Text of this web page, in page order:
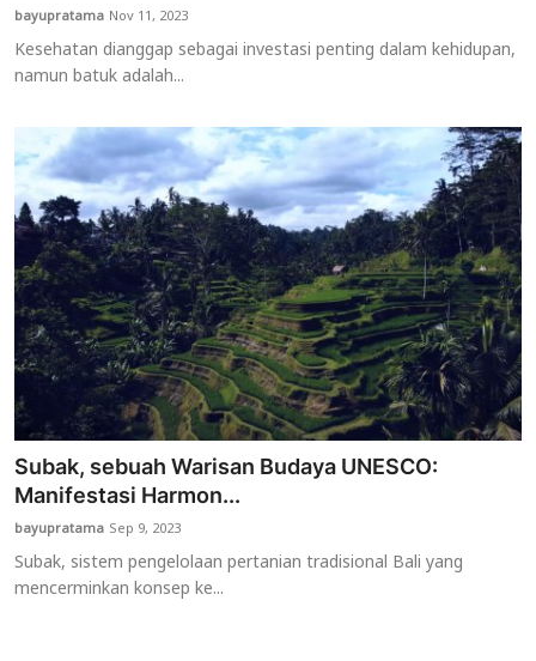
bayupratama Nov 11, 2023
Kesehatan dianggap sebagai investasi penting dalam kehidupan,
namun batuk adalah...
Subak, sebuah Warisan Budaya UNESCO:
Manifestasi Harmon...
bayupratama Sep 9, 2023
Subak, sistem pengelolaan pertanian tradisional Bali yang
mencerminkan konsep ke...